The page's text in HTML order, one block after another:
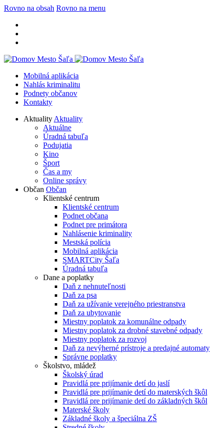
Rovno na obsah Rovno na menu
Mobilná aplikácia
Nahlás kriminalitu
Podnety občanov
Kontakty
Aktuality Aktuality
Aktuálne
Úradná tabuľa
Podujatia
Kino
Šport
Čas a my
Online správy
Občan Občan
Klientské centrum
Klientské centrum
Podnet občana
Podnet pre primátora
Nahlásenie kriminality
Mestská polícia
Mobilná aplikácia
SMARTCity Šaľa
Úradná tabuľa
Dane a poplatky
Daň z nehnuteľnosti
Daň za psa
Daň za užívanie verejného priestranstva
Daň za ubytovanie
Miestny poplatok za komunálne odpady
Miestny poplatok za drobné stavebné odpady
Miestny poplatok za rozvoj
Daň za nevýherné prístroje a predajné automaty
Správne poplatky
Školstvo, mládež
Školský úrad
Pravidlá pre prijímanie detí do jaslí
Pravidlá pre prijímanie detí do materských škôl
Pravidlá pre prijímanie detí do základných škôl
Materské školy
Základné školy a špeciálna ZŠ